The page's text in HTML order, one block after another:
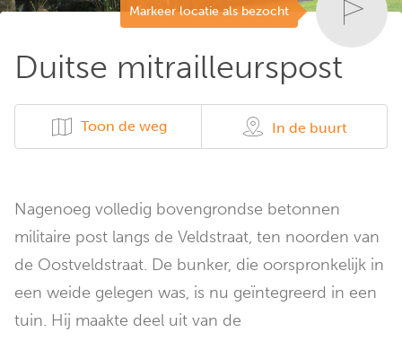
Markeer locatie als bezocht
Duitse mitrailleurspost
Toon de weg In de buurt
Nagenoeg volledig bovengrondse betonnen
militaire post langs de Veldstraat, ten noorden van
de Oostveldstraat. De bunker, die oorspronkelijk in
een weide gelegen was, is nu geïntegreerd in een
tuin. Hij maakte deel uit van de